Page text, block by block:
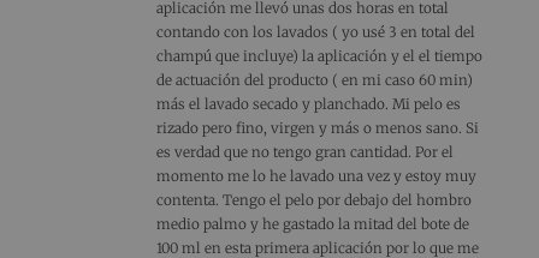
aplicación me llevó unas dos horas en total
contando con los lavados ( yo usé 3 en total del
champú que incluye) la aplicación y el el tiempo
de actuación del producto ( en mi caso 60 min)
más el lavado secado y planchado. Mi pelo es
rizado pero fino, virgen y más o menos sano. Si
es verdad que no tengo gran cantidad. Por el
momento me lo he lavado una vez y estoy muy
contenta. Tengo el pelo por debajo del hombro
medio palmo y he gastado la mitad del bote de
100 ml en esta primera aplicación por lo que me